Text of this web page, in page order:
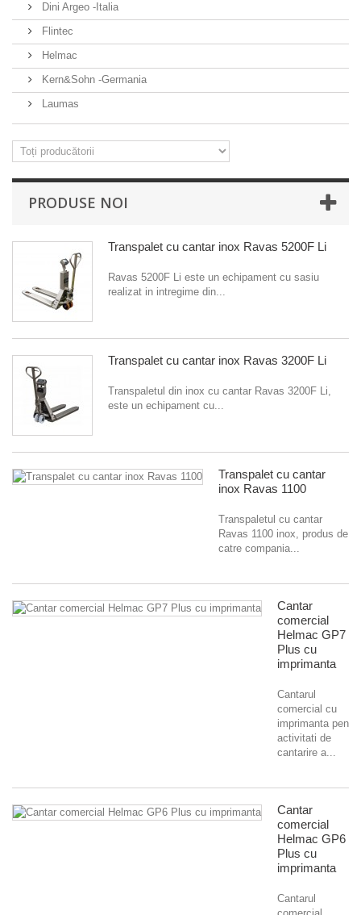
Dini Argeo -Italia
Flintec
Helmac
Kern&Sohn -Germania
Laumas
PRODUSE NOI
Transpalet cu cantar inox Ravas 5200F Li
Ravas 5200F Li este un echipament cu sasiu
realizat in intregime din...
Transpalet cu cantar inox Ravas 3200F Li
Transpaletul din inox cu cantar Ravas 3200F Li,
este un echipament cu...
Transpalet cu cantar
inox Ravas 1100
Transpaletul cu cantar
Ravas 1100 inox, produs de
catre compania...
Cantar
comercial
Helmac GP7
Plus cu
imprimanta
Cantarul
comercial cu
imprimanta pentru
activitati de
cantarire a...
Cantar
comercial
Helmac GP6
Plus cu
imprimanta
Cantarul